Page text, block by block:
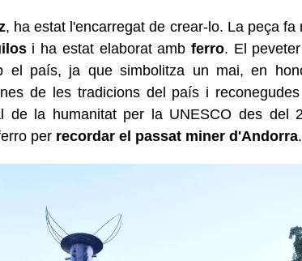
, ha estat l'encarregat de crear-lo. La peça fa
i ha estat elaborat amb ferro. El
el país, ja que simbolitza un mai, en
de les tradicions del país i
de la humanitat per la UNESCO des del
per recordar el passat miner d'Andorra.